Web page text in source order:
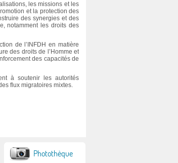
les missions et les
et la protection des
des synergies et des
notamment les droits des
de l’INFDH en matière
des droits de l’Homme et
des capacités de
à soutenir les autorités
flux migratoires mixtes.
Photothèque